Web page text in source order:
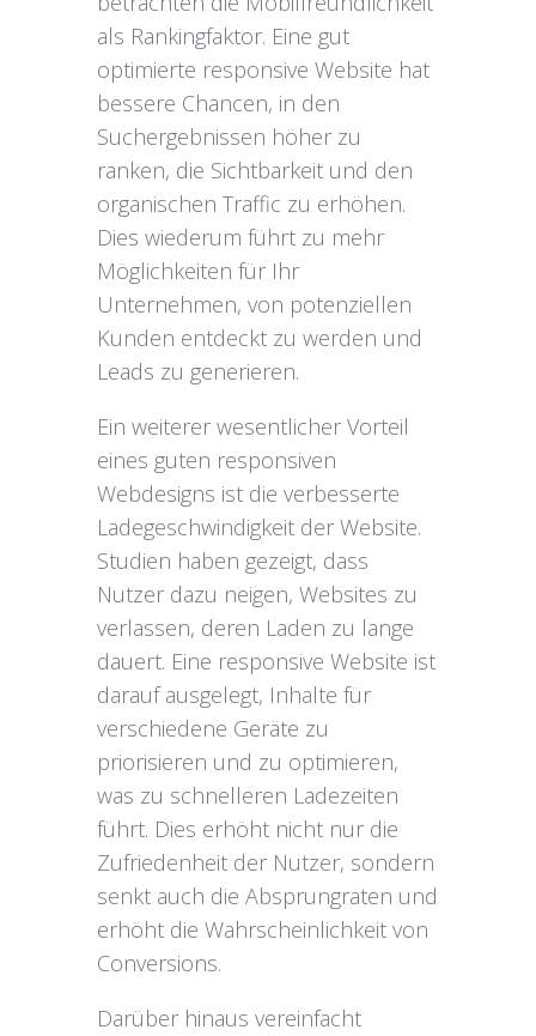
als Rankingfaktor. Eine gut
optimierte responsive Website hat
bessere Chancen, in den
Suchergebnissen höher zu
ranken, die Sichtbarkeit und den
organischen Traffic zu erhöhen.
Dies wiederum führt zu mehr
Möglichkeiten für Ihr
Unternehmen, von potenziellen
Kunden entdeckt zu werden und
Leads zu generieren.
Ein weiterer wesentlicher Vorteil
eines guten responsiven
Webdesigns ist die verbesserte
Ladegeschwindigkeit der Website.
Studien haben gezeigt, dass
Nutzer dazu neigen, Websites zu
verlassen, deren Laden zu lange
dauert. Eine responsive Website ist
darauf ausgelegt, Inhalte für
verschiedene Geräte zu
priorisieren und zu optimieren,
was zu schnelleren Ladezeiten
führt. Dies erhöht nicht nur die
Zufriedenheit der Nutzer, sondern
senkt auch die Absprungraten und
erhöht die Wahrscheinlichkeit von
Conversions.
Darüber hinaus vereinfacht